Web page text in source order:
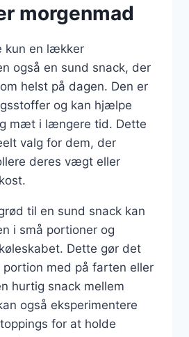
morgenmad
kun en lækker
også en sund snack, der
helst på dagen. Den er
og kan hjælpe
mæt i længere tid. Dette
valg for dem, der
deres vægt eller
til en sund snack kan
i små portioner og
Dette gør det
med på farten eller
hurtig snack mellem
også eksperimentere
for at holde